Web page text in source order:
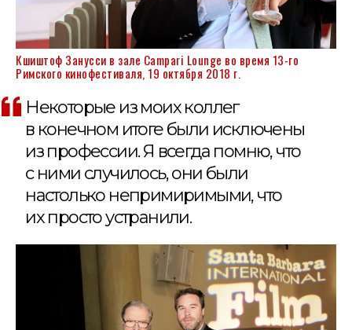
Кшиштоф Занусси в зале Campari Lounge во время 13-го
Римского кинофестиваля, 19 октября 2018 г.
Некоторые из моих коллег
в конечном итоге были исключены
из профессии. Я всегда помню, что
с ними случилось, они были
настолько непримиримыми, что
их просто устранили.